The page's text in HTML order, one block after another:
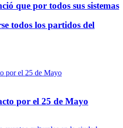
que por todos sus sistemas
todos los partidos del
por el 25 de Mayo